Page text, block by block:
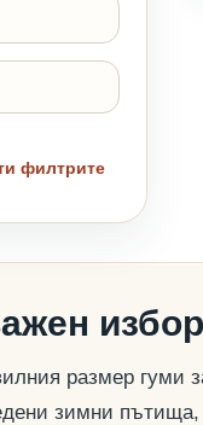
филтрите
размер гуми
зимни пътища,